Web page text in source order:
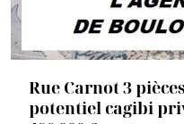
Rue Carnot 3
potentiel cagibi